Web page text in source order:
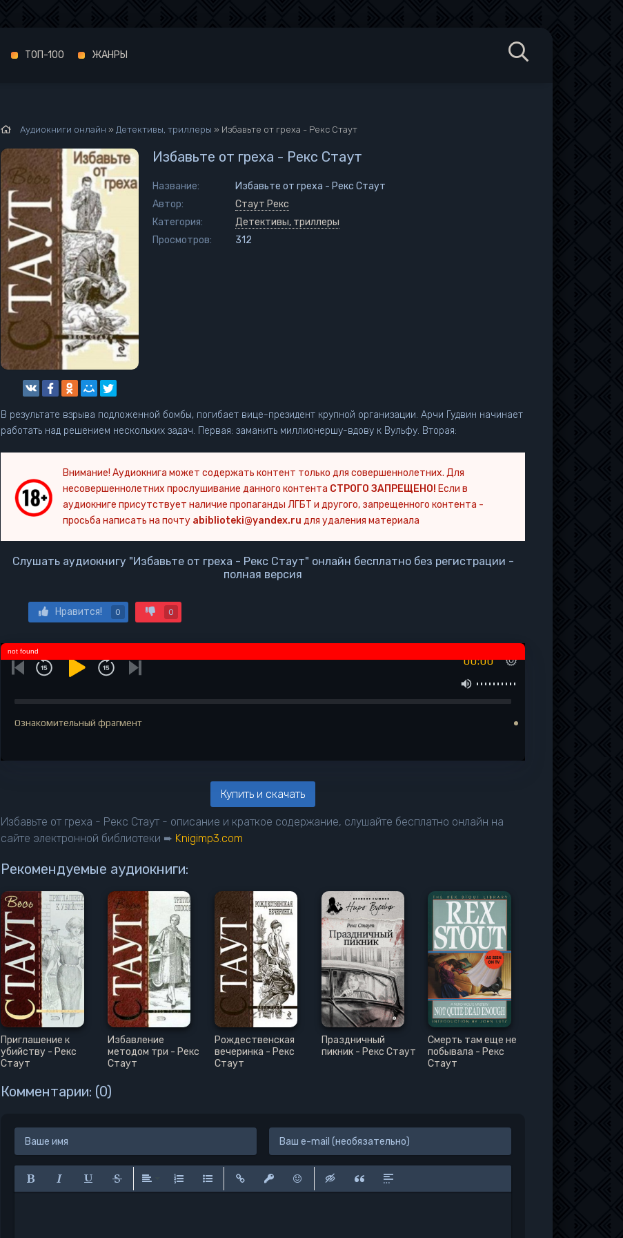
Аудиокниги онлайн » Детективы, триллеры » Избавьте от греха - Рекс Стаут
Избавьте от греха - Рекс Стаут
Название:
Избавьте от греха - Рекс Стаут
Автор:
Стаут Рекс
Категория:
Детективы, триллеры
Просмотров:
312
В результате взрыва подложенной бомбы, погибает вице-президент крупной организации. Арчи Гудвин начинает
работать над решением нескольких задач. Первая: заманить миллионершу-вдову к Вульфу. Вторая:
Внимание! Аудиокнига может содержать контент только для совершеннолетних. Для
несовершеннолетних прослушивание данного контента СТРОГО ЗАПРЕЩЕНО! Если в
аудиокниге присутствует наличие пропаганды ЛГБТ и другого, запрещенного контента -
просьба написать на почту abiblioteki@yandex.ru для удаления материала
Слушать аудиокнигу "Избавьте от греха - Рекс Стаут" онлайн бесплатно без регистрации -
полная версия
Нравится! 0 0
00:00
Ознакомительный фрагмент
not found
Купить и скачать
Избавьте от греха - Рекс Стаут - описание и краткое содержание, слушайте бесплатно онлайн на
сайте электронной библиотеки ➨ Knigimp3.com
Рекомендуемые аудиокниги:
Приглашение к
убийству - Рекс
Стаут
Избавление
методом три - Рекс
Стаут
Рождественская
вечеринка - Рекс
Стаут
Праздничный
пикник - Рекс Стаут
Смерть там еще не
побывала - Рекс
Стаут
Комментарии: (0)
ТОП-100 ЖАНРЫ